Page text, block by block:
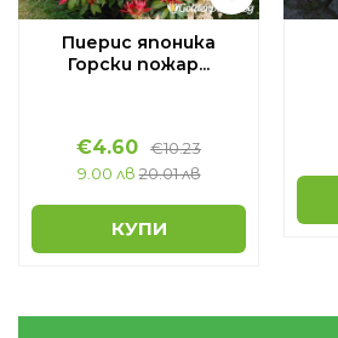
Пиерис японика
Горски пожар...
€4.60 €10.23
9.00 лв 20.01 лв
КУПИ